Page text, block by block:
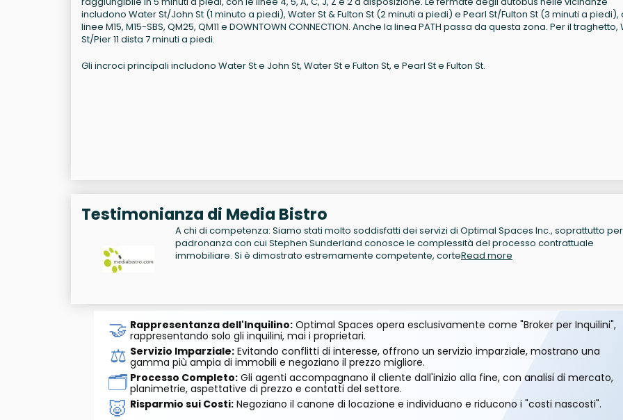
includono Water St/John St (1 minuto a piedi), Water St & Fulton St (2 minuti a piedi) e Pearl St/Fulton St (3 minuti a piedi),
linee M15, M15-SBS, QM25, QM11 e DOWNTOWN CONNECTION. Anche la linea PATH passa da questa zona. Per il traghetto,
St/Pier 11 dista 7 minuti a piedi.
Gli incroci principali includono Water St e John St, Water St e Fulton St, e Pearl St e Fulton St.
Testimonianza di Media Bistro
A chi di competenza: Siamo stati molto soddisfatti dei servizi di Optimal Spaces Inc., soprattutto
padronanza con cui Stephen Sunderland conosce le complessità del processo contrattuale
immobiliare. Si è dimostrato estremamente competente, corteRead more
🤝 Rappresentanza dell'Inquilino:Optimal Spaces opera esclusivamente come "Broker per Inquilini",
rappresentando solo gli inquilini, mai i proprietari.
⚖️ Servizio Imparziale:Evitando conflitti di interesse, offrono un servizio imparziale, mostrano una
gamma più ampia di immobili e negoziano il prezzo migliore.
🗂️ Processo Completo:Gli agenti accompagnano il cliente dall'inizio alla fine, con analisi di mercato,
planimetrie, aspettative di prezzo e contatti del settore.
🐷 Risparmio sui Costi:Negoziano il canone di locazione e individuano e riducono i "costi nascosti".